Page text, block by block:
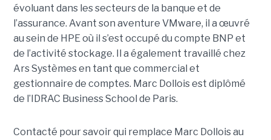
évoluant dans les secteurs de la banque et de
l’assurance. Avant son aventure VMware, il a œuvré
au sein de HPE où il s’est occupé du compte BNP et
de l’activité stockage. Il a également travaillé chez
Ars Systèmes en tant que commercial et
gestionnaire de comptes. Marc Dollois est diplômé
de l’IDRAC Business School de Paris.
Contacté pour savoir qui remplace Marc Dollois au